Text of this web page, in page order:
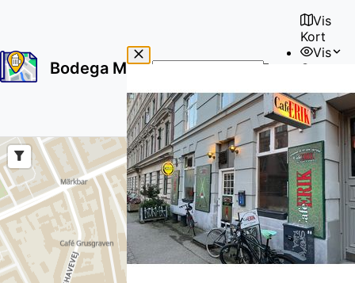
Bodega Map
results
found
Vis
Kort
Vis
Om
Bruger